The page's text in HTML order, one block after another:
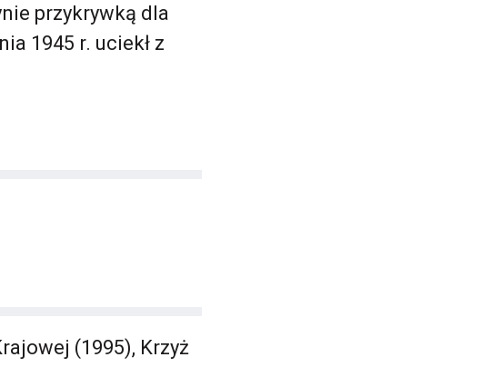
przykrywką dla
1945 r. uciekł z
(1995), Krzyż